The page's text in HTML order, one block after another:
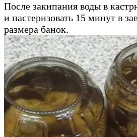
После закипания воды в
и пастеризовать 15 минут в
размера банок.